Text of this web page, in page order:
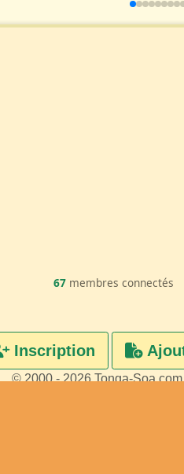
67 membres connectés
Inscription
© 2000 - 2026 Tonga-